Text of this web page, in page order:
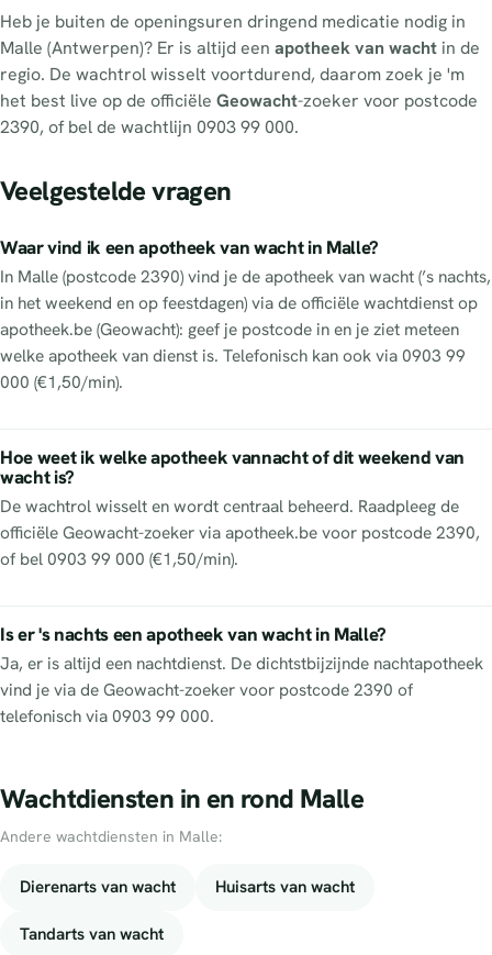
Heb je buiten de openingsuren dringend medicatie nodig in
Malle (Antwerpen)? Er is altijd een apotheek van wacht in de
regio. De wachtrol wisselt voortdurend, daarom zoek je 'm
het best live op de officiële Geowacht-zoeker voor postcode
2390, of bel de wachtlijn 0903 99 000.
Veelgestelde vragen
Waar vind ik een apotheek van wacht in Malle?
In Malle (postcode 2390) vind je de apotheek van wacht (’s nachts,
in het weekend en op feestdagen) via de officiële wachtdienst op
apotheek.be (Geowacht): geef je postcode in en je ziet meteen
welke apotheek van dienst is. Telefonisch kan ook via 0903 99
000 (€1,50/min).
Hoe weet ik welke apotheek vannacht of dit weekend van
wacht is?
De wachtrol wisselt en wordt centraal beheerd. Raadpleeg de
officiële Geowacht-zoeker via apotheek.be voor postcode 2390,
of bel 0903 99 000 (€1,50/min).
Is er 's nachts een apotheek van wacht in Malle?
Ja, er is altijd een nachtdienst. De dichtstbijzijnde nachtapotheek
vind je via de Geowacht-zoeker voor postcode 2390 of
telefonisch via 0903 99 000.
Wachtdiensten in en rond Malle
Andere wachtdiensten in Malle:
Dierenarts van wacht Huisarts van wacht
Tandarts van wacht